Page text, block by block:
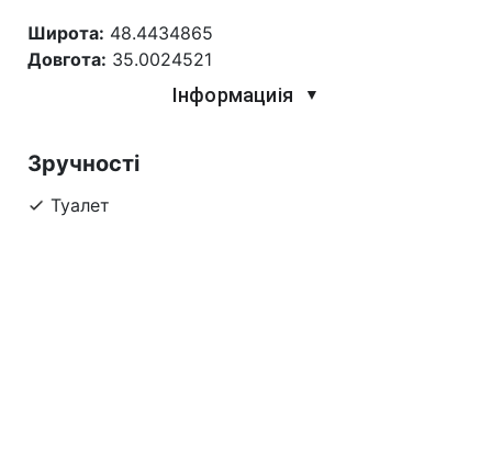
Широта: 48.4434865
Довгота: 35.0024521
Інформациія ▼
Зручності
Туалет